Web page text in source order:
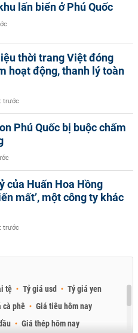
lấn biển ở Phú Quốc
thời trang Việt đóng
hoạt động, thanh lý toàn
trước
Phú Quốc bị buộc chấm
của Huấn Hoa Hồng
mất’, một công ty khác
trước
tệ Tỷ giá usd
Tỷ giá yen
cà phê
Giá tiêu hôm nay
Giá thép hôm nay